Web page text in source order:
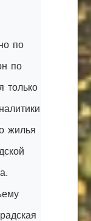
по
по
только
жилья